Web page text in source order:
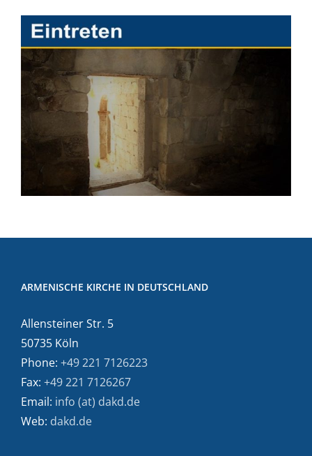
ARMENISCHE KIRCHE IN DEUTSCHLAND
Allensteiner Str. 5
50735 Köln
Phone: +49 221 7126223
Fax: +49 221 7126267
Email: info (at) dakd.de
Web: dakd.de